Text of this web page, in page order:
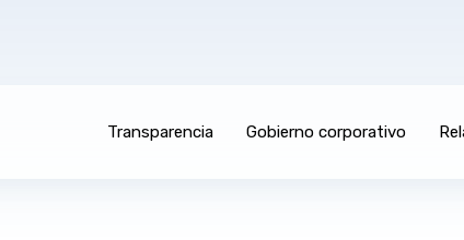
Transparencia Gobierno corporativo